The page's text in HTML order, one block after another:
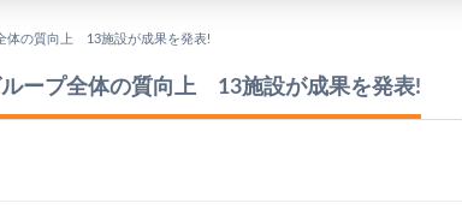
の質向上 13施設が成果を発表!
ープ全体の質向上 13施設が成果を発表!